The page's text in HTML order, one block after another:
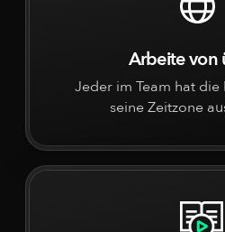
Arbeite von
Jeder im Team hat
seine Zeitzone